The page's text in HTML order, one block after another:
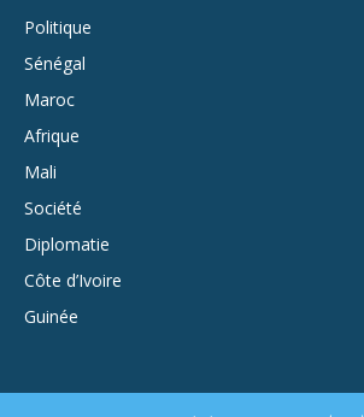
Politique
Sénégal
Maroc
Afrique
Mali
Société
Diplomatie
Côte d’Ivoire
Guinée